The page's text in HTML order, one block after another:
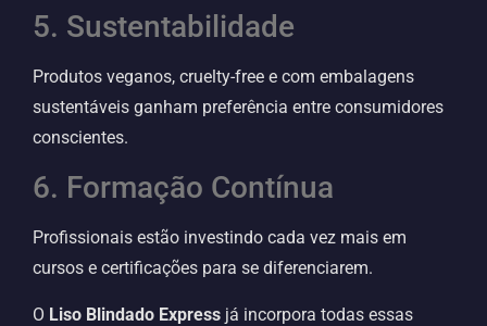
5. Sustentabilidade
Produtos veganos, cruelty-free e com embalagens
sustentáveis ganham preferência entre consumidores
conscientes.
6. Formação Contínua
Profissionais estão investindo cada vez mais em
cursos e certificações para se diferenciarem.
O Liso Blindado Express já incorpora todas essas